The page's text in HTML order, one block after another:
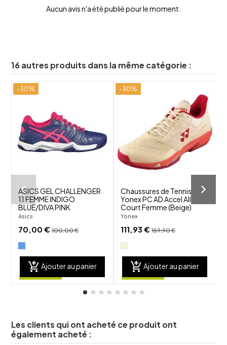
Aucun avis n'a été publié pour le moment.
16 autres produits dans la même catégorie :
-30%
visibility
ASICS GEL CHALLENGER
11 FEMME INDIGO
BLUE/DIVA PINK
Asics
70,00 € 100,00 €
add_shopping_cart Ajouter au panier
-30%
shuffle
favorite_border
visibility
Chaussures de Tennis
Yonex PC AD Accel All
Court Femme (Beige)
Yonex
111,93 €159,90 €
add_shopping_cart Ajouter au panier
Les clients qui ont acheté ce produit ont
également acheté :